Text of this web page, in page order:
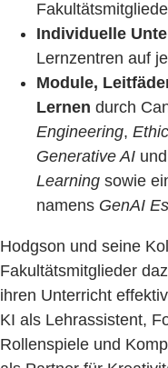
Individuelle
Lernzentren auf
Module,
Lernen durch
Engineering,
Generative AI und
Learning sowie
namens GenAI
Hodgson und seine
Fakultätsmitglieder
ihren Unterricht
KI als Lehrassistent,
Rollenspiele und